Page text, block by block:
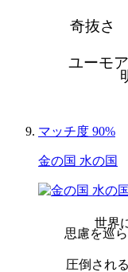
ユーモア
奇抜さ
マッチ度 90%
金の国 水の国
圧倒される
思慮を巡
世界